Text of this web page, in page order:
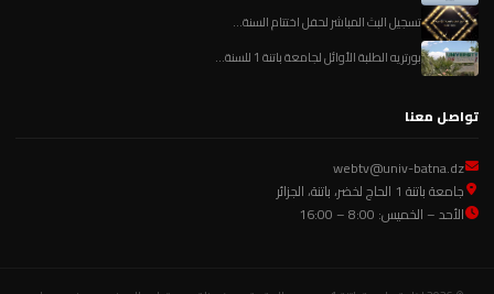
تسجيل البث المباشر لحفل اختتام السنة...
بورتريه الطلبة الأوائل لجامعة باتنة 1 للسنة...
تواصل معنا
webtv@univ-batna.dz
جامعة باتنة 1 الحاج لخضر، باتنة، الجزائر
الأحد – الخميس: 8:00 – 16:00